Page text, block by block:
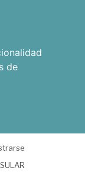
de